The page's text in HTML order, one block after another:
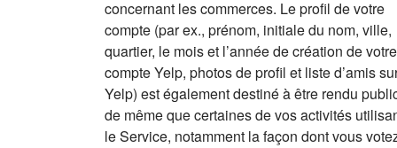
concernant les commerces. Le profil de votre
compte (par ex., prénom, initiale du nom, ville,
quartier, le mois et l’année de création de votre
compte Yelp, photos de profil et liste d’amis
Yelp) est également destiné à être rendu
de même que certaines de vos activités
le Service, notamment la façon dont vous